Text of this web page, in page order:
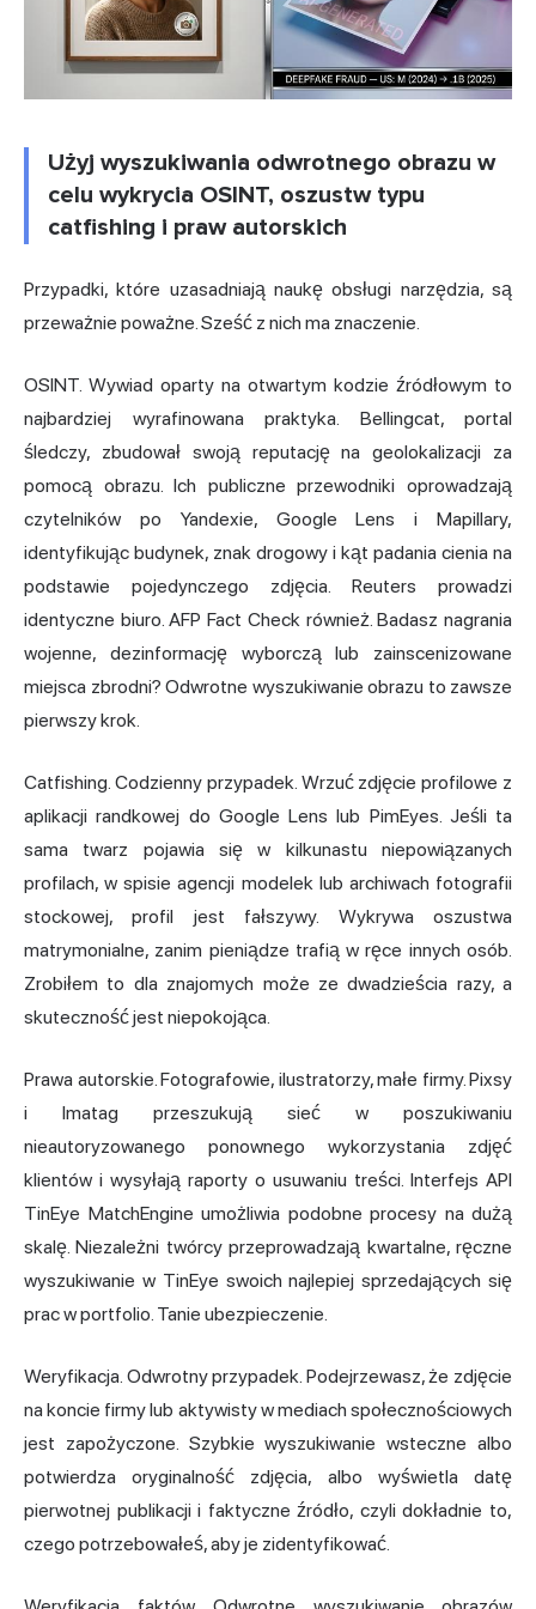
Użyj wyszukiwania odwrotnego obrazu w
celu wykrycia OSINT, oszustw typu
catfishing i praw autorskich
Przypadki, które uzasadniają naukę obsługi narzędzia, są
przeważnie poważne. Sześć z nich ma znaczenie.
OSINT. Wywiad oparty na otwartym kodzie źródłowym to
najbardziej wyrafinowana praktyka. Bellingcat, portal
śledczy, zbudował swoją reputację na geolokalizacji za
pomocą obrazu. Ich publiczne przewodniki oprowadzają
czytelników po Yandexie, Google Lens i Mapillary,
identyfikując budynek, znak drogowy i kąt padania cienia na
podstawie pojedynczego zdjęcia. Reuters prowadzi
identyczne biuro. AFP Fact Check również. Badasz nagrania
wojenne, dezinformację wyborczą lub zainscenizowane
miejsca zbrodni? Odwrotne wyszukiwanie obrazu to zawsze
pierwszy krok.
Catfishing. Codzienny przypadek. Wrzuć zdjęcie profilowe z
aplikacji randkowej do Google Lens lub PimEyes. Jeśli ta
sama twarz pojawia się w kilkunastu niepowiązanych
profilach, w spisie agencji modelek lub archiwach fotografii
stockowej, profil jest fałszywy. Wykrywa oszustwa
matrymonialne, zanim pieniądze trafią w ręce innych osób.
Zrobiłem to dla znajomych może ze dwadzieścia razy, a
skuteczność jest niepokojąca.
Prawa autorskie. Fotografowie, ilustratorzy, małe firmy. Pixsy
i Imatag przeszukują sieć w poszukiwaniu
nieautoryzowanego ponownego wykorzystania zdjęć
klientów i wysyłają raporty o usuwaniu treści. Interfejs API
TinEye MatchEngine umożliwia podobne procesy na dużą
skalę. Niezależni twórcy przeprowadzają kwartalne, ręczne
wyszukiwanie w TinEye swoich najlepiej sprzedających się
prac w portfolio. Tanie ubezpieczenie.
Weryfikacja. Odwrotny przypadek. Podejrzewasz, że zdjęcie
na koncie firmy lub aktywisty w mediach społecznościowych
jest zapożyczone. Szybkie wyszukiwanie wsteczne albo
potwierdza oryginalność zdjęcia, albo wyświetla datę
pierwotnej publikacji i faktyczne źródło, czyli dokładnie to,
czego potrzebowałeś, aby je zidentyfikować.